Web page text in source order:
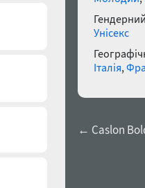
Унісекс
Італія,
← Caslon